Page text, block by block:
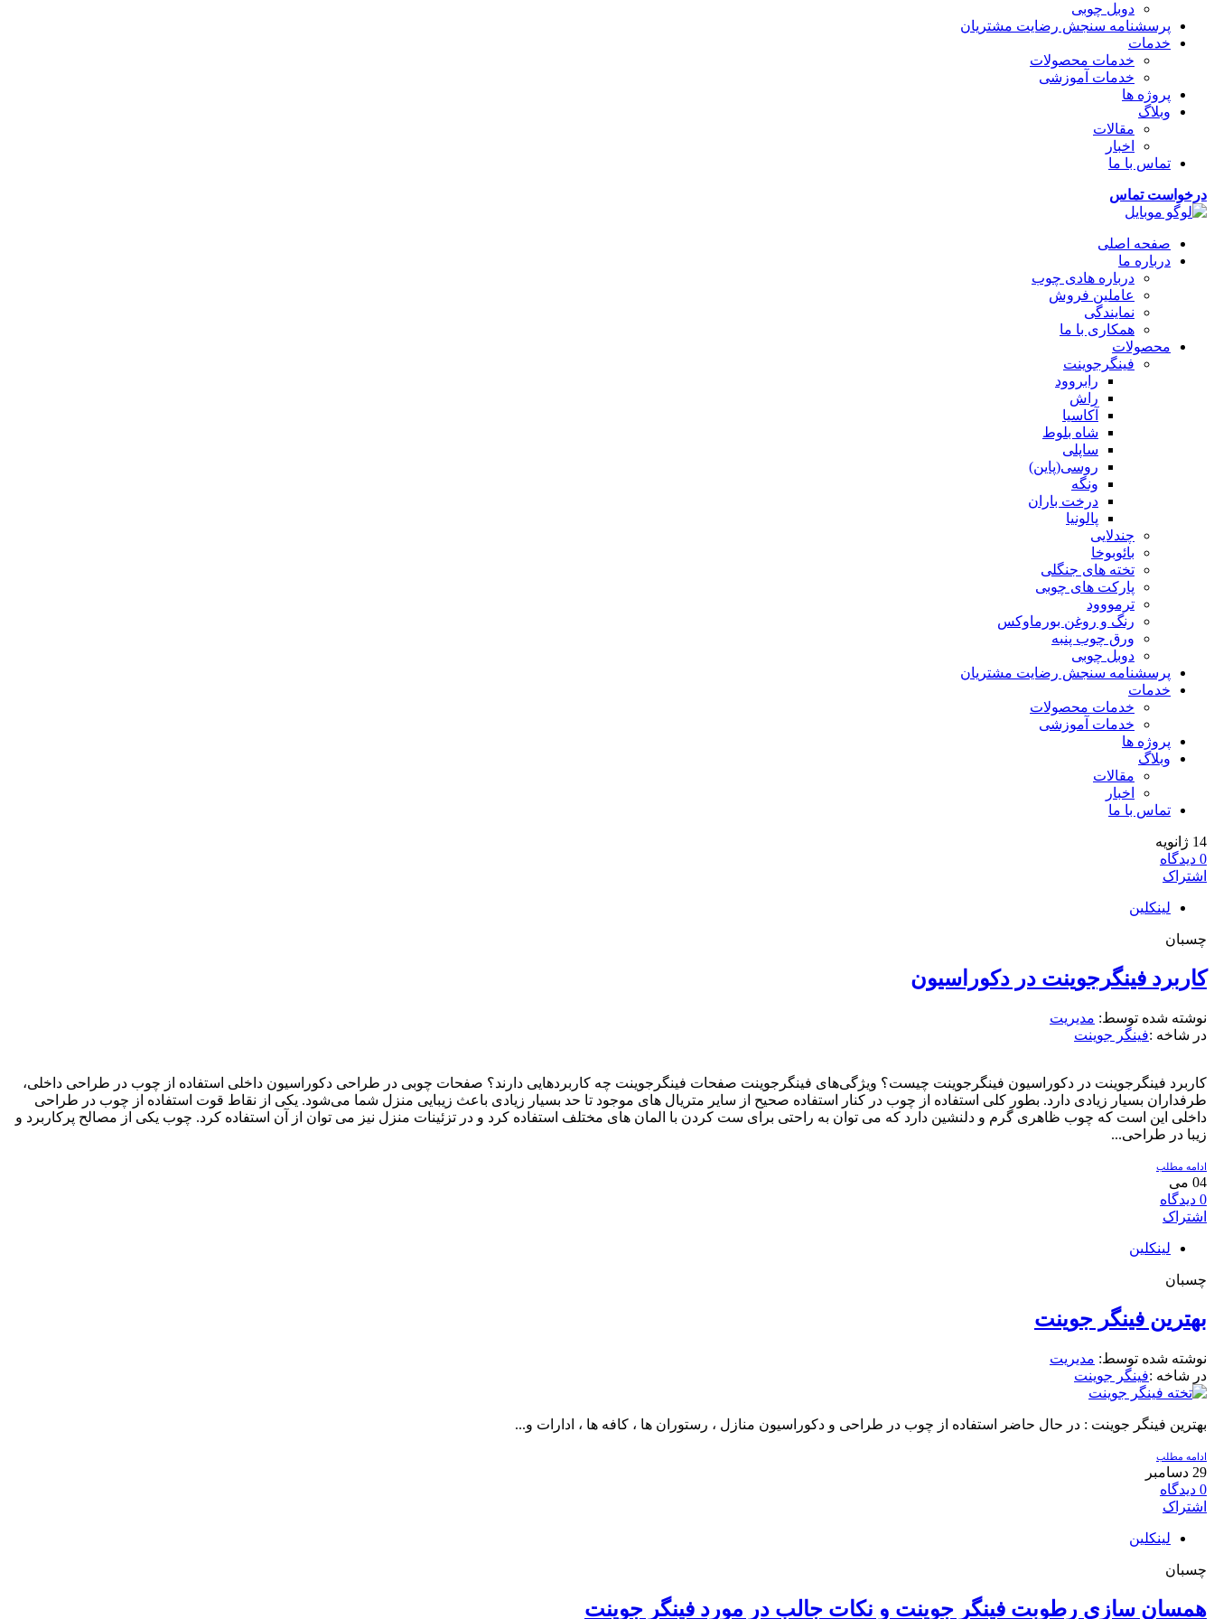
دوبل چوبی
پرسشنامه سنجش رضایت مشتریان
خدمات
خدمات محصولات
خدمات آموزشی
پروژه ها
وبلاگ
مقالات
اخبار
تماس با ما
درخواست تماس
صفحه اصلی
درباره ما
درباره هادی چوب
عاملین فروش
نمایندگی
همکاری با ما
محصولات
فینگرجوینت
رابروود
راش
آکاسیا
شاه بلوط
ساپلی
روسی(پاین)
ونگه
درخت باران
پالونیا
چندلایی
بائوبوخا
تخته های جنگلی
پارکت های چوبی
ترمووود
رنگ و روغن بورماوکس
ورق چوب پنبه
دوبل چوبی
پرسشنامه سنجش رضایت مشتریان
خدمات
خدمات محصولات
خدمات آموزشی
پروژه ها
وبلاگ
مقالات
اخبار
تماس با ما
14 ژانویه
0 دیدگاه
اشتراک
لینکلین
چسبان
کاربرد فینگرجوینت در دکوراسیون
نوشته شده توسط: مدیریت
در شاخه :فینگر جوینت
کاربرد فینگرجوینت در دکوراسیون فینگرجوینت چیست؟ ویژگی‌های فینگرجوینت صفحات فینگرجوینت چه کاربردهایی دارند؟ صفحات چوبی در طراحی دکوراسیون داخلی استفاده از چوب در طراحی داخلی،
طرفداران بسیار زیادی دارد. بطور کلی استفاده از چوب در کنار استفاده صحیح از سایر متریال های موجود تا حد بسیار زیادی باعث زیبایی منزل شما می‌شود. یکی از نقاط قوت استفاده از چوب در طراحی
داخلی این است که چوب ظاهری گرم و دلنشین دارد که می توان به راحتی برای ست کردن با المان های مختلف استفاده کرد و در تزئینات منزل نیز می توان از آن استفاده کرد. چوب یکی از مصالح پرکاربرد و
زیبا در طراحی...
ادامه مطلب
04 می
0 دیدگاه
اشتراک
لینکلین
چسبان
بهترین فینگر جوینت
نوشته شده توسط: مدیریت
در شاخه :فینگر جوینت
بهترین فینگر جوینت : در حال حاضر استفاده از چوب در طراحی و دکوراسیون منازل ، رستوران ها ، کافه ها ، ادارات و...
ادامه مطلب
29 دسامبر
0 دیدگاه
اشتراک
لینکلین
چسبان
همسان سازی رطوبت فینگر جوینت و نکات جالب در مورد فینگر جوینت